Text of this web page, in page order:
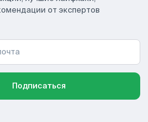
от экспертов
Подписаться